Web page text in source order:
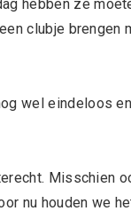
hebben ze
clubje brengen
wel eindeloos
Misschien
nu houden we